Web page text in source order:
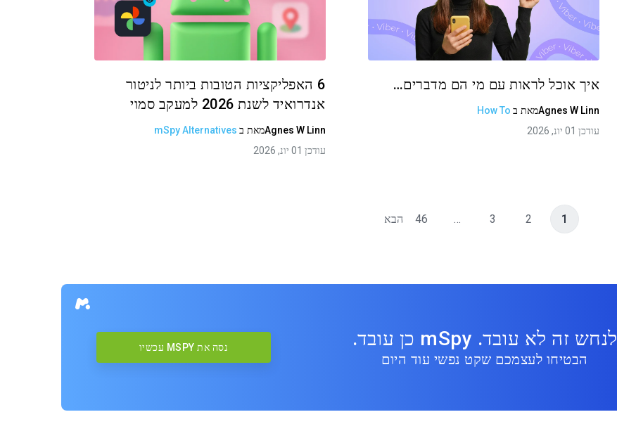
טוויטר פייסבוק העתקת קישור
איך אוכל לראות עם מי הם מדברים…
Agnes W Linnמאת ב How To
עודכן 01 יונ, 2026
העתקת קישור
6 האפליקציות הטובות ביותר לניטור
אנדרואיד לשנת 2026 למעקב סמוי
Agnes W Linnמאת ב mSpy Alternatives
עודכן 01 יונ, 2026
1
2
3
…
46 הבא
לנחש זה לא עובד. mSpy כן עובד.
הבטיחו לעצמכם שקט נפשי עוד היום
נסה את MSPY עכשיו